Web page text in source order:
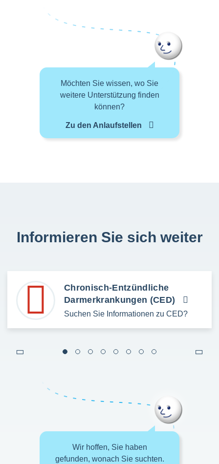
Möchten Sie wissen, wo Sie
weitere Unterstützung finden
können?
Zu den Anlaufstellen
Informieren Sie sich weiter
Chronisch-Entzündliche
Darmerkrankungen (CED)
Suchen Sie Informationen zu CED?
Wir hoffen, Sie haben
gefunden, wonach Sie suchten.